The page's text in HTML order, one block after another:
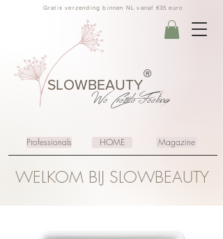
Gratis verzending binnen NL vanaf €35 euro
SLOWBEAUTY
We CreateFeeling
®
Professionals HOME Magazine
WELKOM BIJ SLOWBEAUTY